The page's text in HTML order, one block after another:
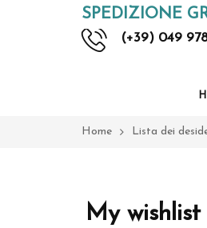
SPEDIZIONE
(+39) 049
Home Lista dei
My wishlist